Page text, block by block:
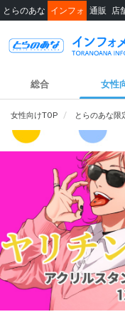
とらのあな インフォ 通販 店
総合 女性
女性向けTOP とらのあな限